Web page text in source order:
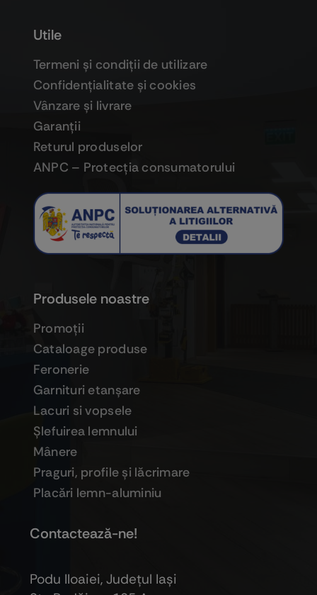
Produsele noastre
Promoţii
Cataloage produse
Feronerie
Garnituri etanşare
Lacuri si vopsele
Şlefuirea lemnului
Mânere
Praguri, profile şi lăcrimare
Placări lemn-aluminiu
Utile
Termeni şi condiţii de utilizare
Confidenţialitate şi cookies
Vânzare şi livrare
Garanţii
Returul produselor
ANPC – Protecţia consumatorului
Contactează-ne!
Podu Iloaiei, Judeţul Iaşi